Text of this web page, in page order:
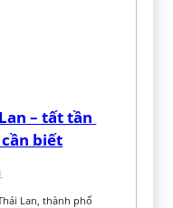
– tất tần
biết
Lan, thành phố